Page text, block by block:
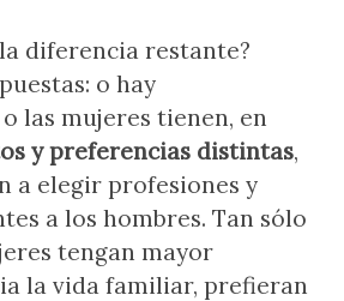
la diferencia restante?
o hay
o las mujeres tienen, en
y preferencias distintas,
a elegir profesiones y
a los hombres. Tan sólo
tengan mayor
la vida familiar, prefieran